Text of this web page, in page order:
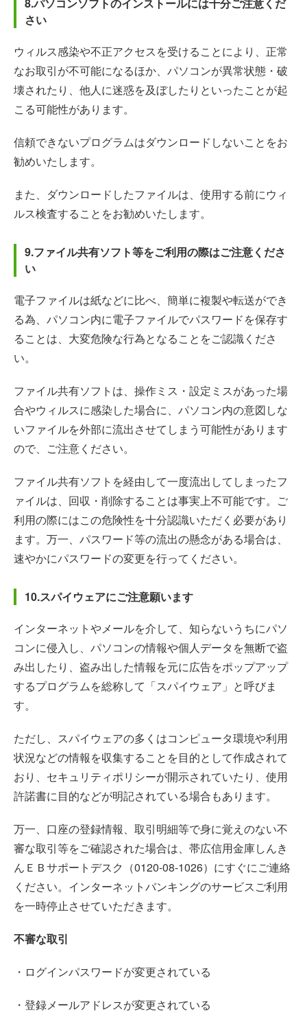
さい
ウィルス感染や不正アクセスを受けることにより、正常
なお取引が不可能になるほか、パソコンが異常状態・破
壊されたり、他人に迷惑を及ぼしたりといったことが起
こる可能性があります。
信頼できないプログラムはダウンロードしないことをお
勧めいたします。
また、ダウンロードしたファイルは、使用する前にウィ
ルス検査することをお勧めいたします。
9.ファイル共有ソフト等をご利用の際はご注意くださ
い
電子ファイルは紙などに比べ、簡単に複製や転送ができ
る為、パソコン内に電子ファイルでパスワードを保存す
ることは、大変危険な行為となることをご認識くださ
い。
ファイル共有ソフトは、操作ミス・設定ミスがあった場
合やウィルスに感染した場合に、パソコン内の意図しな
いファイルを外部に流出させてしまう可能性があります
ので、ご注意ください。
ファイル共有ソフトを経由して一度流出してしまったフ
ァイルは、回収・削除することは事実上不可能です。ご
利用の際にはこの危険性を十分認識いただく必要があり
ます。万一、パスワード等の流出の懸念がある場合は、
速やかにパスワードの変更を行ってください。
10.スパイウェアにご注意願います
インターネットやメールを介して、知らないうちにパソ
コンに侵入し、パソコンの情報や個人データを無断で盗
み出したり、盗み出した情報を元に広告をポップアップ
するプログラムを総称して「スパイウェア」と呼びま
す。
ただし、スパイウェアの多くはコンピュータ環境や利用
状況などの情報を収集することを目的として作成されて
おり、セキュリティポリシーが開示されていたり、使用
許諾書に目的などが明記されている場合もあります。
万一、口座の登録情報、取引明細等で身に覚えのない不
審な取引等をご確認された場合は、帯広信用金庫しんき
んＥＢサポートデスク（0120-08-1026）にすぐにご連絡
ください。インターネットバンキングのサービスご利用
を一時停止させていただきます。
不審な取引
・ログインパスワードが変更されている
・登録メールアドレスが変更されている